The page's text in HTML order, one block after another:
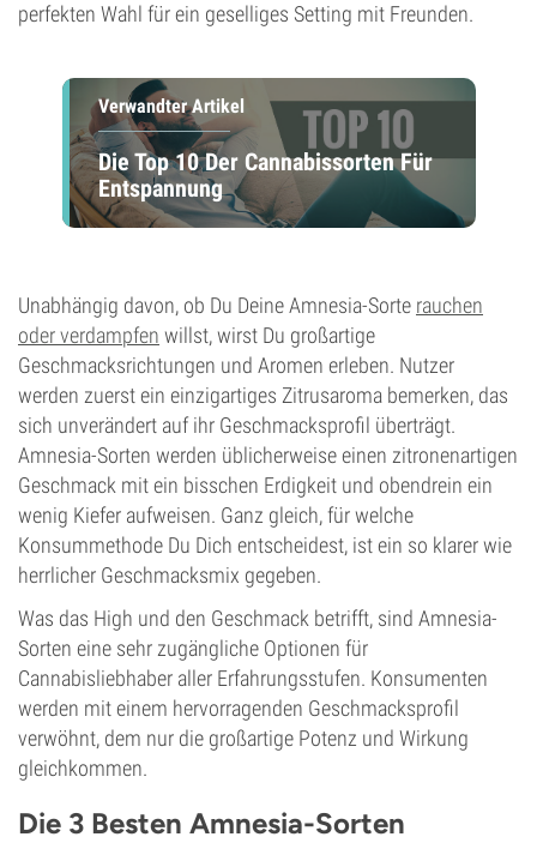
perfekten Wahl für ein geselliges Setting mit Freunden.
Verwandter Artikel
Die Top 10 Der Cannabissorten Für
Entspannung
Unabhängig davon, ob Du Deine Amnesia-Sorte rauchen
oder verdampfen willst, wirst Du großartige
Geschmacksrichtungen und Aromen erleben. Nutzer
werden zuerst ein einzigartiges Zitrusaroma bemerken, das
sich unverändert auf ihr Geschmacksprofil überträgt.
Amnesia-Sorten werden üblicherweise einen zitronenartigen
Geschmack mit ein bisschen Erdigkeit und obendrein ein
wenig Kiefer aufweisen. Ganz gleich, für welche
Konsummethode Du Dich entscheidest, ist ein so klarer wie
herrlicher Geschmacksmix gegeben.
Was das High und den Geschmack betrifft, sind Amnesia-
Sorten eine sehr zugängliche Optionen für
Cannabisliebhaber aller Erfahrungsstufen. Konsumenten
werden mit einem hervorragenden Geschmacksprofil
verwöhnt, dem nur die großartige Potenz und Wirkung
gleichkommen.
Die 3 Besten Amnesia-Sorten